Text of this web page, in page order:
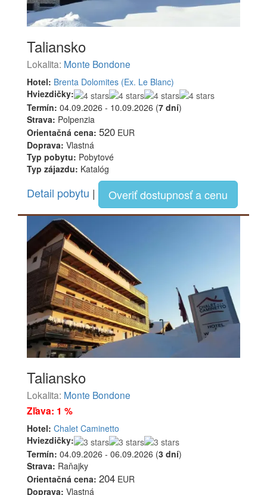
Taliansko
Lokalita: Monte Bondone
Hotel: Brenta Dolomites (Ex. Le Blanc)
Hviezdičky:
Termín: 04.09.2026 - 10.09.2026 (7 dní)
Strava: Polpenzia
Orientačná cena: 520 EUR
Doprava: Vlastná
Typ pobytu: Pobytové
Typ zájazdu: Katalóg
Detail pobytu | Overiť dostupnosť a cenu
Taliansko
Lokalita: Monte Bondone
Zľava: 1 %
Hotel: Chalet Caminetto
Hviezdičky:
Termín: 04.09.2026 - 06.09.2026 (3 dní)
Strava: Raňajky
Orientačná cena: 204 EUR
Doprava: Vlastná